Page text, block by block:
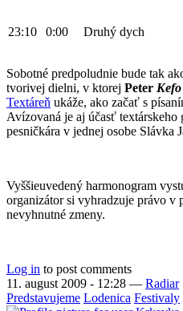
23:10 0:00 Druhý dych
Sobotné predpoludnie bude tak
tvorivej dielni, v ktorej Peter Kefo
Textáreň ukáže, ako začať s
Avízovaná je aj účasť
pesničkára v jednej osobe Slávka
Vyššieuvedený harmonogram
organizátor si vyhradzuje právo
nevyhnutné zmeny.
Log in to post comments
11. august 2009 - 12:28 — Radiar
Predstavujeme Lodenica Festivaly